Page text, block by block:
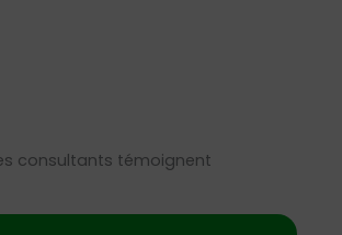
consultants témoignent